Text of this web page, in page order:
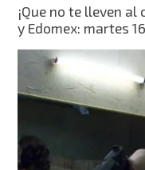
¡Que no te lleven
y Edomex: martes